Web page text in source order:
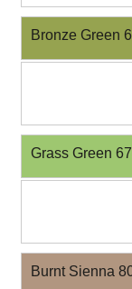
Bronze Green
Grass Green
Burnt Sienna